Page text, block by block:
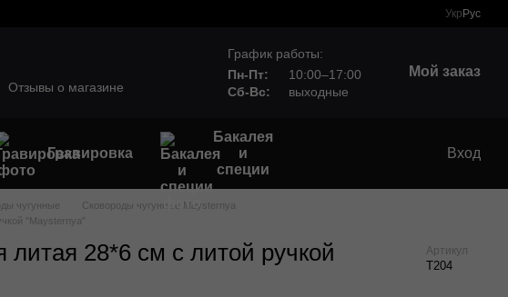
Укр Рус
Отзывы о магазине
График работы:
Пн-Пт:
10:00–17:00
Сб-Вс:
выходные
Мой заказ
Гравировка
Бакалея
и
специи
Вход
чугунные
Сковороды чугунные Maysternya
"Maysternya"
литая 28*6 см с литой ручкой
Артикул
Т204